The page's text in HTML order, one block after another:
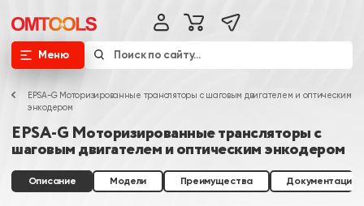
Меню
EPSA-G Моторизированные трансляторы с шаговым двигателем и оптическим
энкодером
EPSA-G Моторизированные трансляторы с
шаговым двигателем и оптическим энкодером
Описание Модели Преимущества Документация